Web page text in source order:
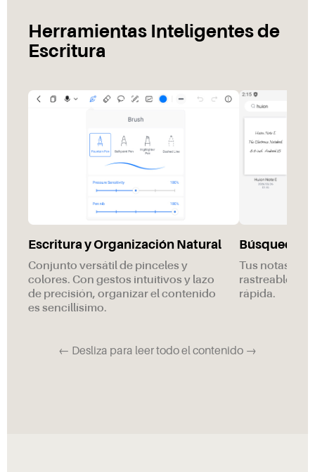
Herramientas Inteligentes de
Escritura
Escritura y Organización Natural
Conjunto versátil de pinceles y
colores. Con gestos intuitivos y lazo
de precisión, organizar el contenido
es sencillísimo.
Búsqueda
Tus notas
rastreables
rápida.
← Desliza para leer todo el contenido →